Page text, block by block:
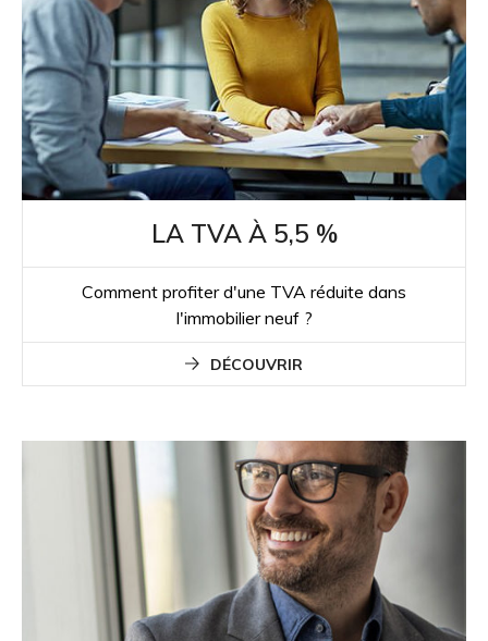
LA TVA À 5,5 %
Comment profiter d'une TVA réduite dans
l'immobilier neuf ?
DÉCOUVRIR